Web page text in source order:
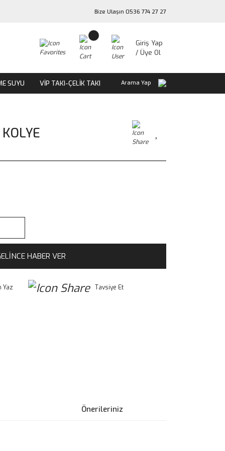
Bize Ulaşın 0536 774 27 27
Giriş Yap
/ Üye Ol
SUYU VİP TAKI-ÇELİK TAKI Arama Yap
HABER VER
Yaz Tavsiye Et
Önerileriniz